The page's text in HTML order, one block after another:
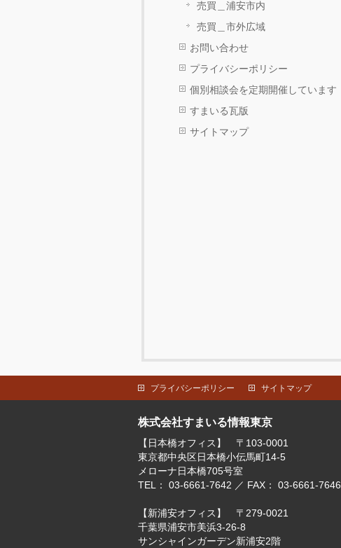
売買＿浦安市内
売買＿市外広域
お問い合わせ
プライバシーポリシー
個別相談会を定期開催しています
すまいる瓦版
サイトマップ
プライバシーポリシー サイトマップ
株式会社すまいる情報東京
【日本橋オフィス】 〒103-0001
東京都中央区日本橋小伝馬町14-5
メローナ日本橋705号室
TEL： 03-6661-7642 ／ FAX： 03-6661-7646
【新浦安オフィス】 〒279-0021
千葉県浦安市美浜3-26-8
サンシャインガーデン新浦安2階